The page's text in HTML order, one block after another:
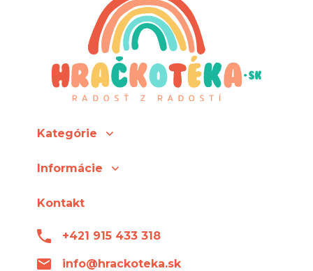
Kategórie
Informácie
Kontakt
+421 915 433 318
info@hrackoteka.sk